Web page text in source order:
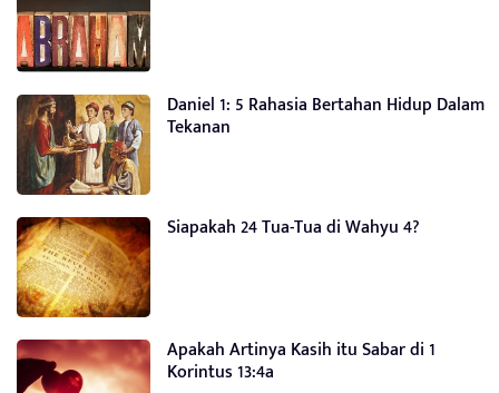
Daniel 1: 5 Rahasia Bertahan Hidup Dalam
Tekanan
Siapakah 24 Tua-Tua di Wahyu 4?
Apakah Artinya Kasih itu Sabar di 1
Korintus 13:4a